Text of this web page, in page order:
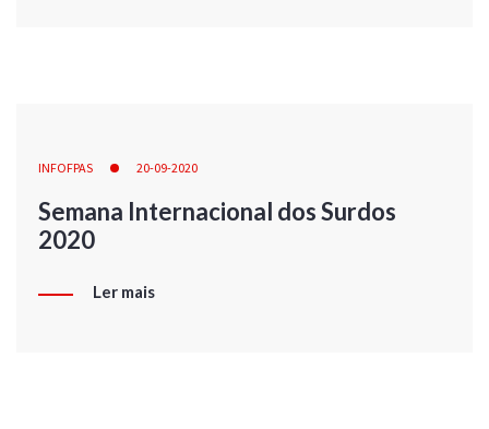
INFOFPAS 20-09-2020
Semana Internacional dos Surdos
2020
Ler mais